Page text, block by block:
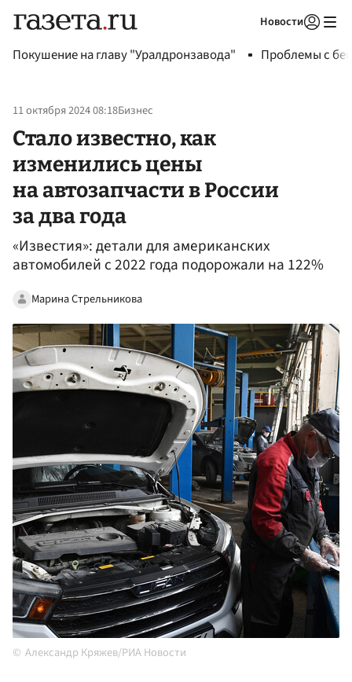
Новости
Покушение на главу "Уралдронзавода" Проблемы с
11 октября 2024 08:18Бизнес
Стало известно, как
изменились цены
на автозапчасти в России
за два года
«Известия»: детали для американских
автомобилей с 2022 года подорожали на 122%
Марина Стрельникова
Александр Кряжев/РИА Новости